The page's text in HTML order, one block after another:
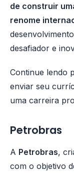
de construir
renome
desafiador e
Continue lendo
enviar seu
uma carreira
Petrobras
A Petrobras,
com o objetivo